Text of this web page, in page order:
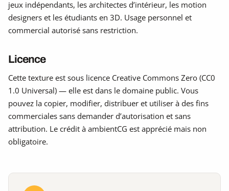
jeux indépendants, les architectes d’intérieur, les motion
designers et les étudiants en 3D. Usage personnel et
commercial autorisé sans restriction.
Licence
Cette texture est sous licence Creative Commons Zero (CC0
1.0 Universal) — elle est dans le domaine public. Vous
pouvez la copier, modifier, distribuer et utiliser à des fins
commerciales sans demander d’autorisation et sans
attribution. Le crédit à ambientCG est apprécié mais non
obligatoire.